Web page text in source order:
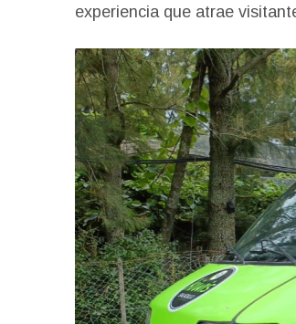
experiencia que atrae